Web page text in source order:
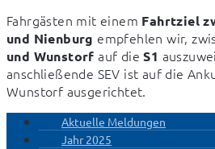
Fahrgästen mit einem Fahrtziel
und Nienburg empfehlen wir,
und Wunstorf auf die S1
anschließende SEV ist auf die
Wunstorf ausgerichtet.
Aktuelle Meldungen
Jahr 2025